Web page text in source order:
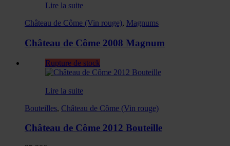
Lire la suite
Château de Côme (Vin rouge), Magnums
Château de Côme 2008 Magnum
Rupture de stock
Lire la suite
Bouteilles, Château de Côme (Vin rouge)
Château de Côme 2012 Bouteille